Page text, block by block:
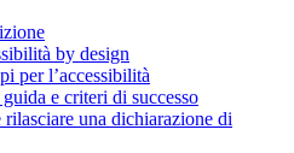
by design
per l’accessibilità
e criteri di successo
rilasciare una dichiarazione di